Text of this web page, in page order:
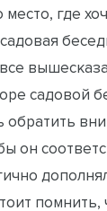
место, где
садовой
обратить
он